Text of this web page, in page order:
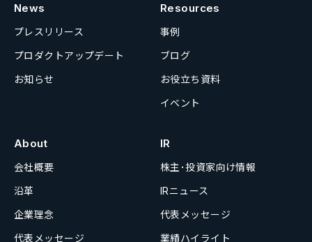
News
プレスリリース
プロダクトアップデート
お知らせ
Resources
事例
ブログ
お役立ち資料
イベント
About
会社概要
沿革
企業理念
代表メッセージ
IR
株主･投資家向け情報
IRニュース
代表メッセージ
業績ハイライト